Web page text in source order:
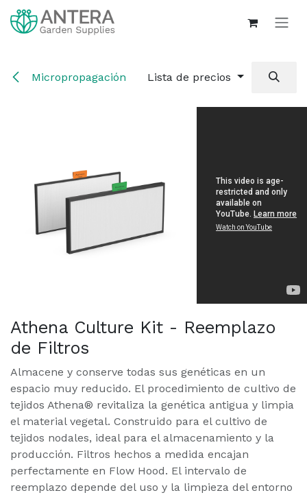
Ir al contenido
Micropropagación Lista de precios
Athena Culture Kit - Reemplazo
de Filtros
Almacene y conserve todas sus genéticas en un
espacio muy reducido. El procedimiento de cultivo de
tejidos Athena® revitaliza la genética antigua y limpia
el material vegetal. Construido para el cultivo de
tejidos nodales, ideal para el almacenamiento y la
producción. Filtros hechos a medida encajan
perfectamente en Flow Hood. El intervalo de
reemplazo depende del uso y la limpieza del entorno